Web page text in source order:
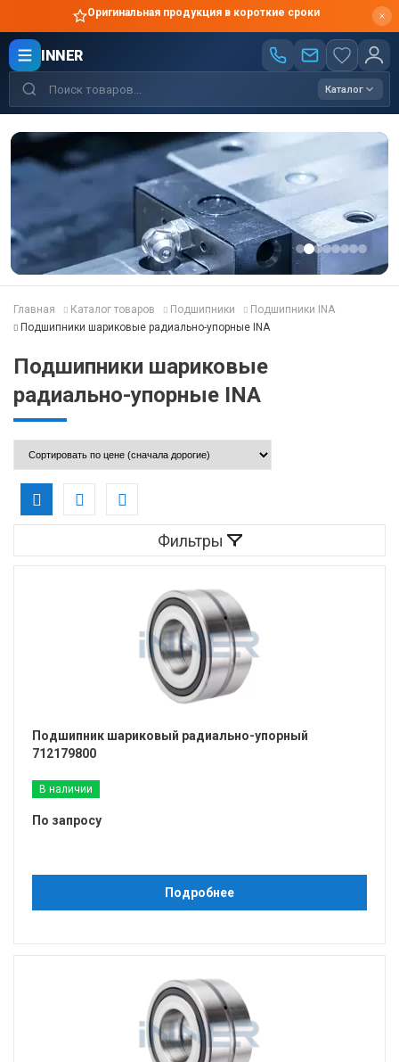
Оригинальная продукция в короткие сроки
INNER
Каталог
Главная Каталог товаров Подшипники
Подшипники INA
Подшипники шариковые радиально-упорные INA
Подшипники шариковые
радиально-упорные INA
Фильтры
Подшипник шариковый радиально-упорный
712179800
В наличии
По запросу
Подробнее